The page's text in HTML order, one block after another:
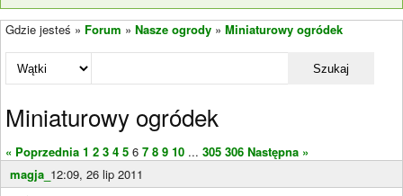
Gdzie jesteś » Forum » Nasze ogrody » Miniaturowy ogródek
Szukaj
Miniaturowy ogródek
« Poprzednia 1 2 3 4 5 6 7 8 9 10 ... 305 306 Następna »
magja_ 12:09, 26 lip 2011